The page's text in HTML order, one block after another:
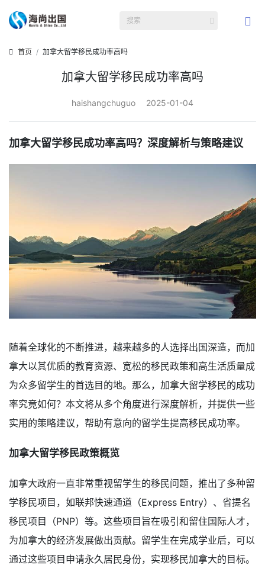
首页 加拿大留学移民成功率高吗
加拿大留学移民成功率高吗
haishangchuguo 2025-01-04
加拿大留学移民成功率高吗？深度解析与策略建议
随着全球化的不断推进，越来越多的人选择出国深造，而加
拿大以其优质的教育资源、宽松的移民政策和高生活质量成
为众多留学生的首选目的地。那么，加拿大留学移民的成功
率究竟如何？本文将从多个角度进行深度解析，并提供一些
实用的策略建议，帮助有意向的留学生提高移民成功率。
加拿大留学移民政策概览
加拿大政府一直非常重视留学生的移民问题，推出了多种留
学移民项目，如联邦快速通道（Express Entry）、省提名
移民项目（PNP）等。这些项目旨在吸引和留住国际人才，
为加拿大的经济发展做出贡献。留学生在完成学业后，可以
通过这些项目申请永久居民身份，实现移民加拿大的目标。